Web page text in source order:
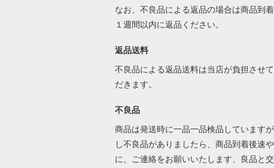
なお、不良品による返品の場合は商品到
１週間以内に返品ください。
返品送料
不良品による返品送料は当店が負担させ
だきます。
不良品
商品は発送時に一品一品検品しています
し不良品がありましたら、商品到着後速
に、ご連絡をお願いいたします、良品と